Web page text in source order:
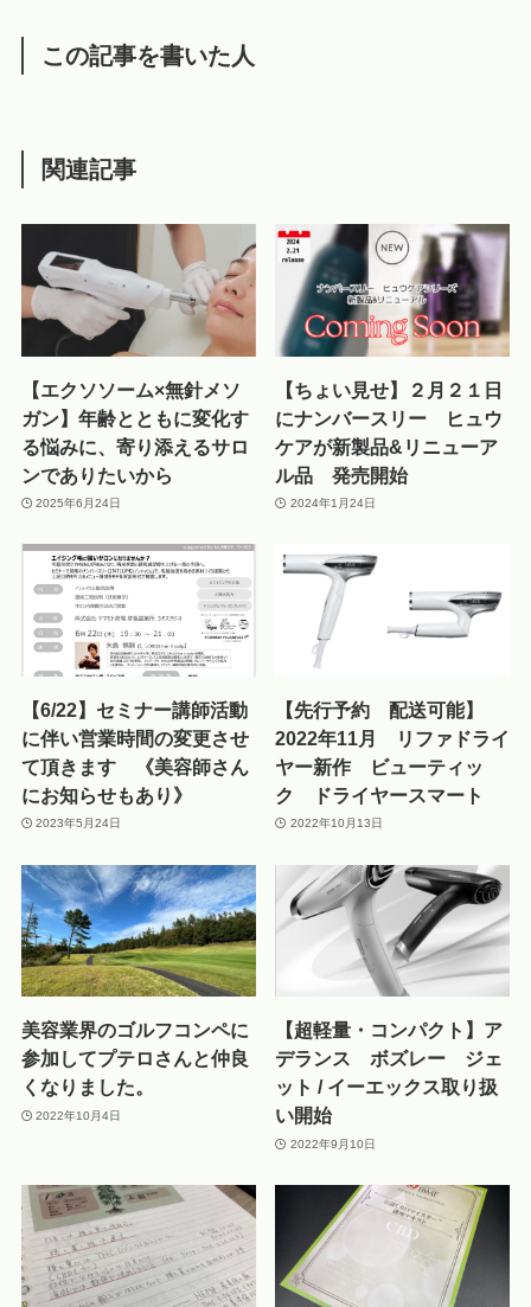
この記事を書いた人
関連記事
【エクソソーム×無針メソ
ガン】年齢とともに変化す
る悩みに、寄り添えるサロ
ンでありたいから
2025年6月24日
【ちょい見せ】２月２１日
にナンバースリー ヒュウ
ケアが新製品&リニューア
ル品 発売開始
2024年1月24日
【6/22】セミナー講師活動
に伴い営業時間の変更させ
て頂きます 《美容師さん
にお知らせもあり》
2023年5月24日
【先行予約 配送可能】
2022年11月 リファドライ
ヤー新作 ビューティッ
ク ドライヤースマート
2022年10月13日
美容業界のゴルフコンペに
参加してプテロさんと仲良
くなりました。
2022年10月4日
【超軽量・コンパクト】ア
デランス ボズレー ジェ
ット / イーエックス取り扱
い開始
2022年9月10日